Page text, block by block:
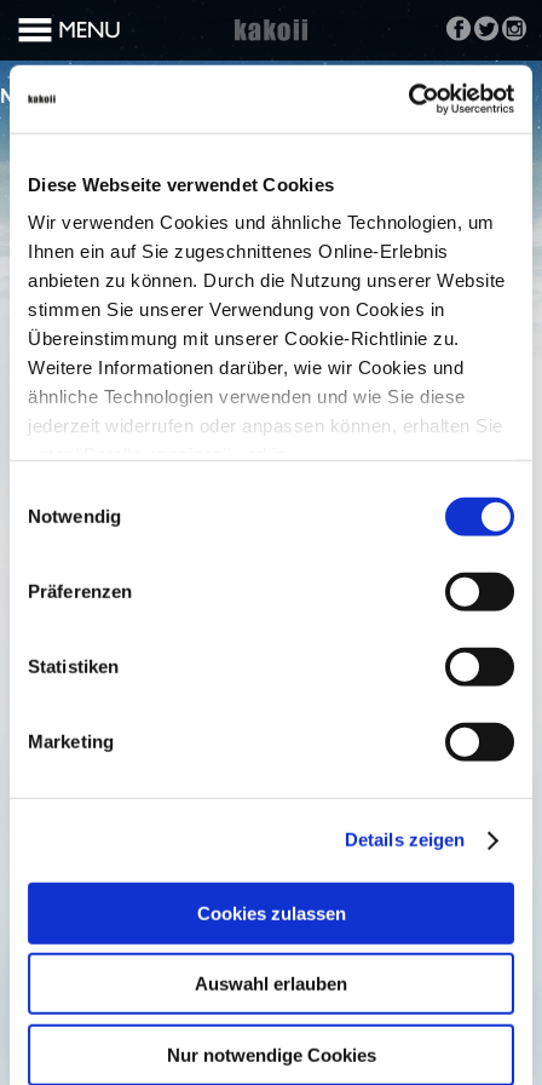
Diese Webseite verwendet Cookies
Wir verwenden Cookies und ähnliche Technologien, um
Ihnen ein auf Sie zugeschnittenes Online-Erlebnis
anbieten zu können. Durch die Nutzung unserer Website
stimmen Sie unserer Verwendung von Cookies in
Übereinstimmung mit unserer Cookie-Richtlinie zu.
Weitere Informationen darüber, wie wir Cookies und
ähnliche Technologien verwenden und wie Sie diese
jederzeit widerrufen oder anpassen können, erhalten Sie
Notwendig
Präferenzen
Statistiken
Marketing
Details zeigen
Cookies zulassen
Auswahl erlauben
Nur notwendige Cookies
NO POSTS TO DISPLAY